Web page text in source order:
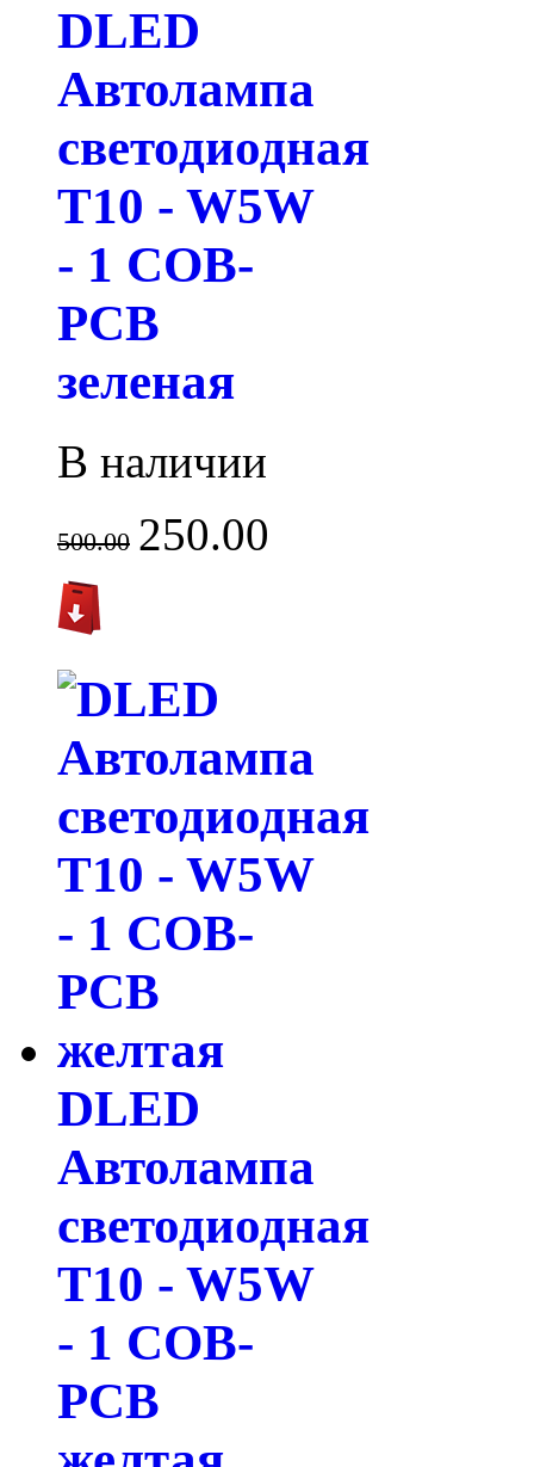
DLED
Автолампа
светодиодная
T10 - W5W
- 1 COB-
PCB
зеленая
В наличии
500.00 250.00
DLED
Автолампа
светодиодная
T10 - W5W
- 1 COB-
PCB